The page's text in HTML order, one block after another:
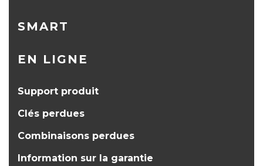
SMART
EN LIGNE
Support produit
Clés perdues
Combinaisons perdues
Information sur la garantie